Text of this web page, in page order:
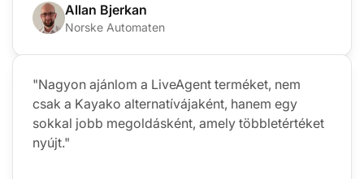
Allan Bjerkan
Norske Automaten
"Nagyon ajánlom a LiveAgent terméket, nem
csak a Kayako alternatívájaként, hanem egy
sokkal jobb megoldásként, amely többletértéket
nyújt."